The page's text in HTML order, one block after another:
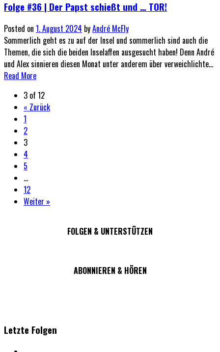
Folge #36 | Der Papst schießt und … TOR!
Posted on 1. August 2024 byAndré McFly
Sommerlich geht es zu auf der Insel und sommerlich sind auch die
Themen, die sich die beiden Inselaffen ausgesucht haben! Denn André
und Alex sinnieren diesen Monat unter anderem über verweichlichte...
Read More
3 of 12
« Zurück
1
2
3
4
5
…
12
Weiter »
FOLGEN & UNTERSTÜTZEN
ABONNIEREN & HÖREN
Letzte Folgen